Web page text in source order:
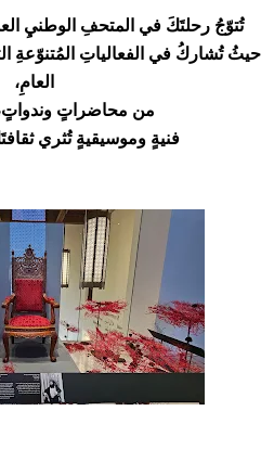
تُتوّجُ رحلتَكَ في المتحفِ الوطنيِ
حيثُ تُشاركُ في الفعالياتِ المُتنوّعةِ
العامِ،
من محاضراتٍ
فنيةٍ وموسيقيةٍ تُثري